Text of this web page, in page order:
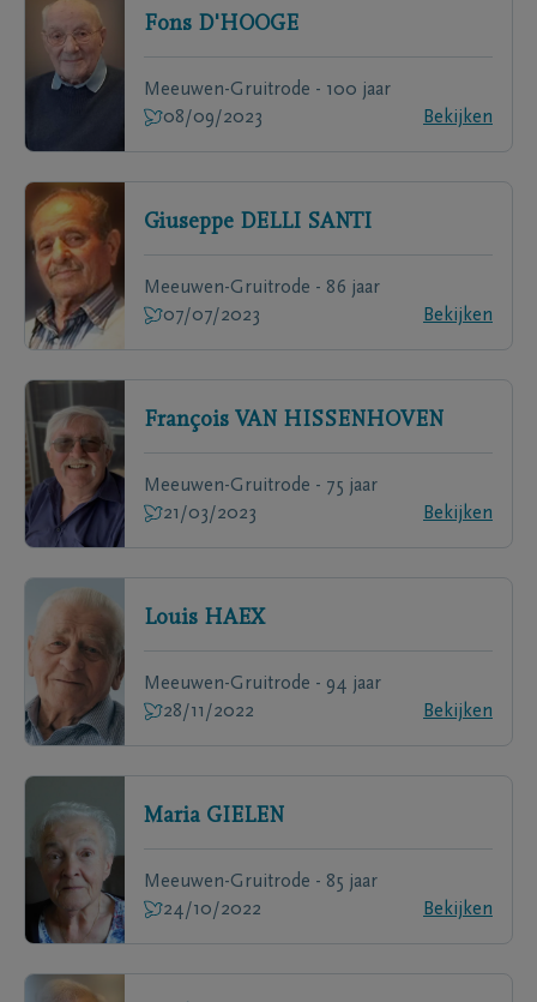
Fons D'HOOGE
Meeuwen-Gruitrode - 100 jaar
08/09/2023
Bekijken
Giuseppe DELLI SANTI
Meeuwen-Gruitrode - 86 jaar
07/07/2023
Bekijken
François VAN HISSENHOVEN
Meeuwen-Gruitrode - 75 jaar
21/03/2023
Bekijken
Louis HAEX
Meeuwen-Gruitrode - 94 jaar
28/11/2022
Bekijken
Maria GIELEN
Meeuwen-Gruitrode - 85 jaar
24/10/2022
Bekijken